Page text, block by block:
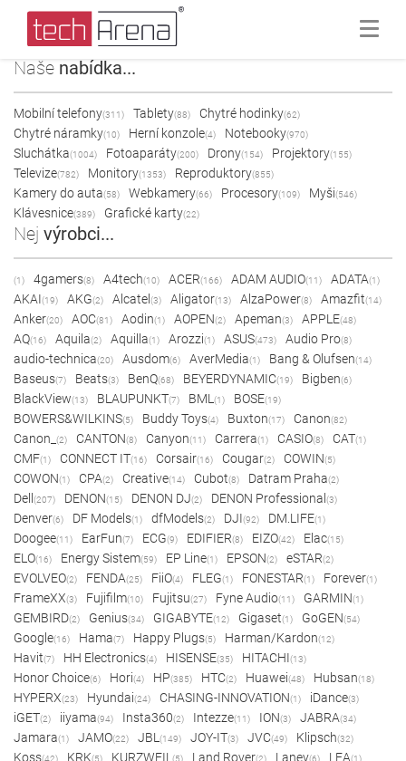
Naše nabídka...
Mobilní telefony(311) Tablety(88) Chytré hodinky(62)
Chytré náramky(10) Herní konzole(4) Notebooky(970)
Sluchátka(1004) Fotoaparáty(200) Drony(154) Projektory(155)
Televize(782) Monitory(1353) Reproduktory(855)
Kamery do auta(58) Webkamery(66) Procesory(109) Myši(546)
Klávesnice(389) Grafické karty(22)
Nej výrobci...
(1) 4gamers(8) A4tech(10) ACER(166) ADAM AUDIO(11) ADATA(1)
AKAI(19) AKG(2) Alcatel (3) Aligator(13) AlzaPower(8) Amazfit(14)
Anker(20) AOC(81) Aodin(1) AOPEN(2) Apeman(3) APPLE(48)
AQ(16) Aquila(2) Aquilla(1) Arozzi(1) ASUS(473) Audio Pro(8)
audio-technica(20) Ausdom(6) AverMedia(1) Bang & Olufsen(14)
Baseus(7) Beats(3) BenQ(68) BEYERDYNAMIC(19) Bigben(6)
BlackView(13) BLAUPUNKT(7) BML (1) BOSE(19)
BOWERS&WILKINS(5) Buddy Toys(4) Buxton(17) Canon(82)
Canon_ (2) CANTON(8) Canyon(11) Carrera(1) CASIO(8) CAT(1)
CMF(1) CONNECT IT(16) Corsair(16) Cougar(2) COWIN(5)
COWON(1) CPA(2) Creative(14) Cubot(8) Datram Praha(2)
Dell (207) DENON(15) DENON DJ(2) DENON Professional (3)
Denver(6) DF Models(1) dfModels(2) DJI(92) DM.LIFE(1)
Doogee(11) EarFun(7) ECG(9) EDIFIER(8) EIZO(42) Elac(15)
ELO(16) Energy Sistem(59) EP Line(1) EPSON(2) eSTAR(2)
EVOLVEO(2) FENDA(25) FiiO(4) FLEG(1) FONESTAR(1) Forever(1)
FrameXX(3) Fujifilm(10) Fujitsu(27) Fyne Audio(11) GARMIN(1)
GEMBIRD(2) Genius(34) GIGABYTE(12) Gigaset(1) GoGEN(54)
Google(16) Hama(7) Happy Plugs(5) Harman/Kardon(12)
Havit(7) HH Electronics(4) HISENSE(35) HITACHI(13)
Honor Choice(6) Hori(4) HP(385) HTC(2) Huawei(48) Hubsan(18)
HYPERX(23) Hyundai(24) CHASING-INNOVATION(1) iDance(3)
iGET(2) iiyama(94) Insta360(2) Intezze(11) ION(3) JABRA(34)
Jamara(1) JAMO(22) JBL (149) JOY-IT(3) JVC(49) Klipsch(32)
Koss(42) KRK(5) KURZWEIL (5) Land Rover(2) Laney(6) LEA(1)